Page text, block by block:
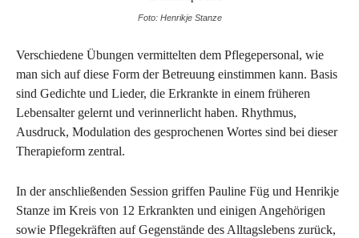
Foto: Henrikje Stanze
Verschiedene Übungen vermittelten dem Pflegepersonal, wie
man sich auf diese Form der Betreuung einstimmen kann. Basis
sind Gedichte und Lieder, die Erkrankte in einem früheren
Lebensalter gelernt und verinnerlicht haben. Rhythmus,
Ausdruck, Modulation des gesprochenen Wortes sind bei dieser
Therapieform zentral.
In der anschließenden Session griffen Pauline Füg und Henrikje
Stanze im Kreis von 12 Erkrankten und einigen Angehörigen
sowie Pflegekräften auf Gegenstände des Alltagslebens zurück,